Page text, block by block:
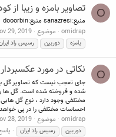
O تصاویر بامزه و زیبا از
منبع:sanazresi منبع:dooorbin
omidrap موضوع 29, 2019
بامزه
دوربین رسیس راد
O نکاتی در مورد
جای تعجب نیست که تصاویر گل
شده و فروخته شده است. گل ها
مختلفی وجود دارد ، نوع گل
احساسات مختلفی را در پی خواهد داشت. 1: برای
omidrap موضوع 28, 2019
دوربین
رسیس راد ایران